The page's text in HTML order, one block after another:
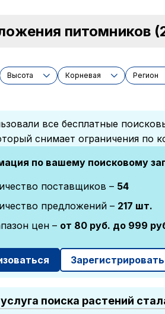
питомников
Высота Корневая Регион
все бесплатные
снимает ограничения по
по вашему поисковому
поставщиков – 54
предложений – 217 шт.
цен – от 80 руб. до 999
поиска растений